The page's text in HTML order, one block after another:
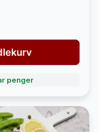
penger